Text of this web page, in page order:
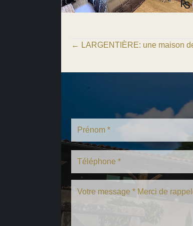
Posts
navigation
← LARGENTIÈRE: une maison